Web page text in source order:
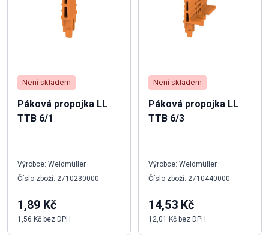
Není skladem
Páková propojka LL
TTB 6/1
Výrobce: Weidmüller
Číslo zboží: 2710230000
1,89 Kč
1,56 Kč bez DPH
Není skladem
Páková propojka LL
TTB 6/3
Výrobce: Weidmüller
Číslo zboží: 2710440000
14,53 Kč
12,01 Kč bez DPH